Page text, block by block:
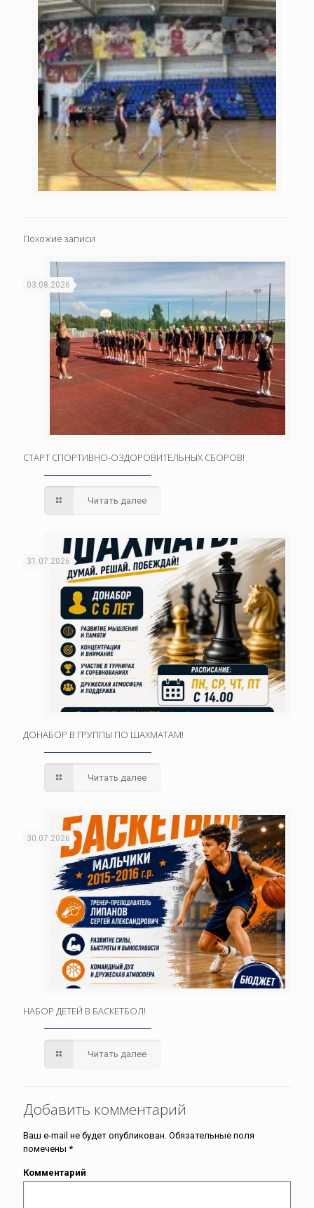
Похожие записи
03.08.2026
СТАРТ СПОРТИВНО-ОЗДОРОВИТЕЛЬНЫХ СБОРОВ!
Читать далее
31.07.2026
ДОНАБОР В ГРУППЫ ПО ШАХМАТАМ!
Читать далее
30.07.2026
НАБОР ДЕТЕЙ В БАСКЕТБОЛ!
Читать далее
Добавить комментарий
Ваш e-mail не будет опубликован. Обязательные поля
помечены *
Комментарий